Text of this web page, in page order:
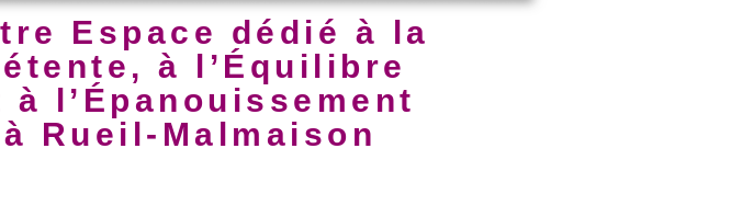
Espace dédié à la
à l’Équilibre
à l’Épanouissement
à Rueil-Malmaison